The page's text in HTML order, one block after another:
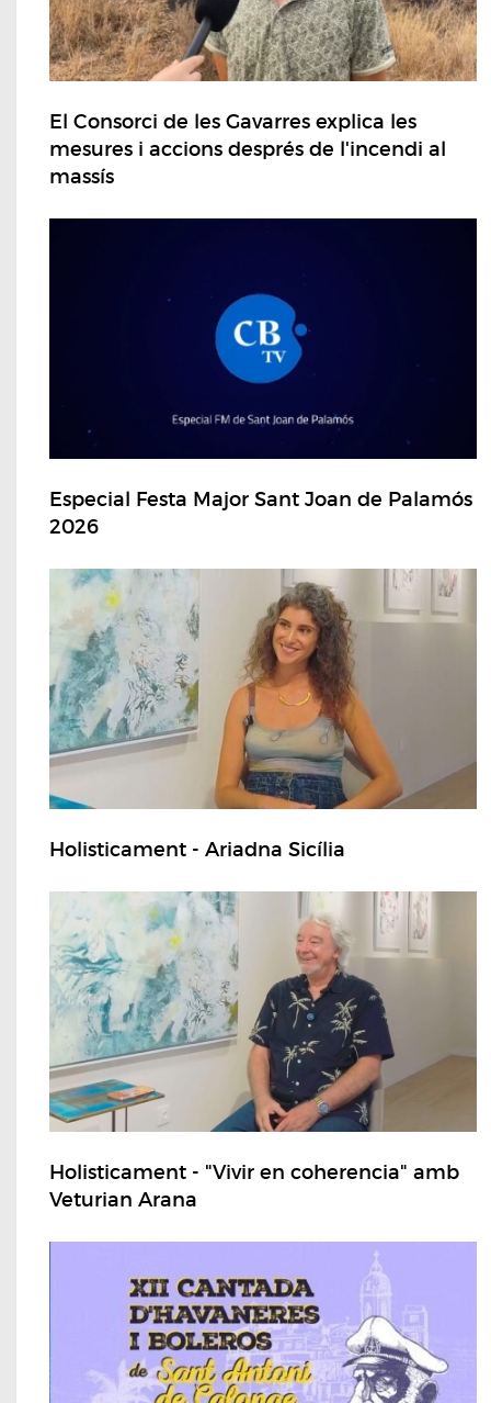
El Consorci de les Gavarres explica les
mesures i accions després de l'incendi al
massís
Especial Festa Major Sant Joan de Palamós
2026
Holisticament - Ariadna Sicília
Holisticament - "Vivir en coherencia" amb
Veturian Arana